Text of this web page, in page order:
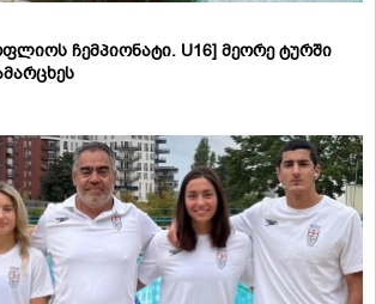
ჩემპიონატი. U16] მეორე ტურში